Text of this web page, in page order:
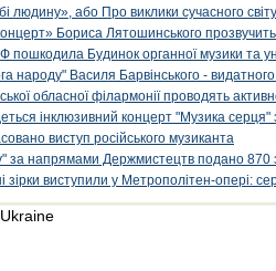
людину», або Про виклики сучасного світу
Бориса Лятошинського
пошкодила Будинок органної музики та
народу" Василя Барвінського -
обласної філармонії проводять
інклюзивний концерт "Музика
виступ російського музиканта
за напрямами Держмистецтв подано 870
зірки виступили у Метрополітен-опері: